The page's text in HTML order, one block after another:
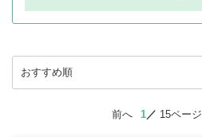
前へ 1 15ページ